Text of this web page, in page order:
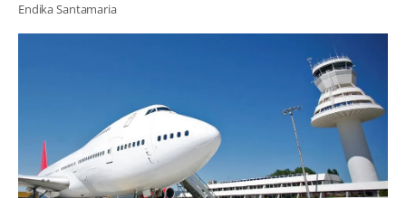
Endika Santamaria